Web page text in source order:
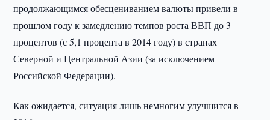
продолжающимся обесцениванием валюты привели в
прошлом году к замедлению темпов роста ВВП до 3
процентов (с 5,1 процента в 2014 году) в странах
Северной и Центральной Азии (за исключением
Российской Федерации).
Как ожидается, ситуация лишь немногим улучшится в